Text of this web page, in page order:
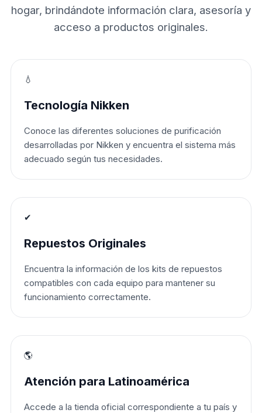
hogar, brindándote información clara, asesoría y
acceso a productos originales.
💧
Tecnología Nikken
Conoce las diferentes soluciones de purificación
desarrolladas por Nikken y encuentra el sistema más
adecuado según tus necesidades.
✔
Repuestos Originales
Encuentra la información de los kits de repuestos
compatibles con cada equipo para mantener su
funcionamiento correctamente.
🌎
Atención para Latinoamérica
Accede a la tienda oficial correspondiente a tu país y